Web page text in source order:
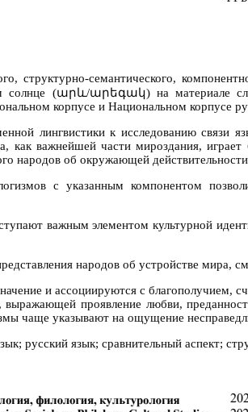
структурно-семантического,
солнце (արև/արեգակ) на материале
корпусе и Национальном корпусе
лингвистики к исследованию связи
как важнейшей части мироздания,
народов об окружающей
с указанным компонентом
важным элементом культурной
народов об устройстве мира,
и ассоциируются с благополучием,
проявление любви,
чаще указывают на ощущение
русский язык; сравнительный аспект;